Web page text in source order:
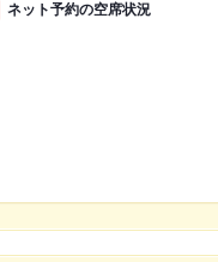
ネット予約の空席状況